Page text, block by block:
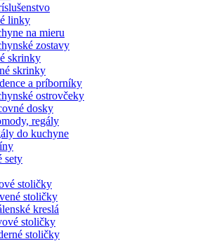
linky
na mieru
zostavy
skrinky
skrinky
a príborníky
ostrovčeky
dosky
regály
do kuchyne
sety
stoličky
stoličky
kreslá
stoličky
stoličky